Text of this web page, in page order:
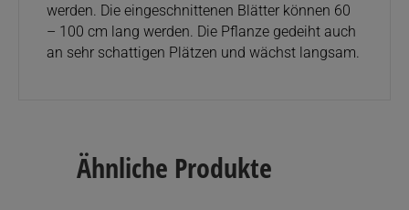
werden. Die eingeschnittenen Blätter können 60
– 100 cm lang werden. Die Pflanze gedeiht auch
an sehr schattigen Plätzen und wächst langsam.
Ähnliche Produkte